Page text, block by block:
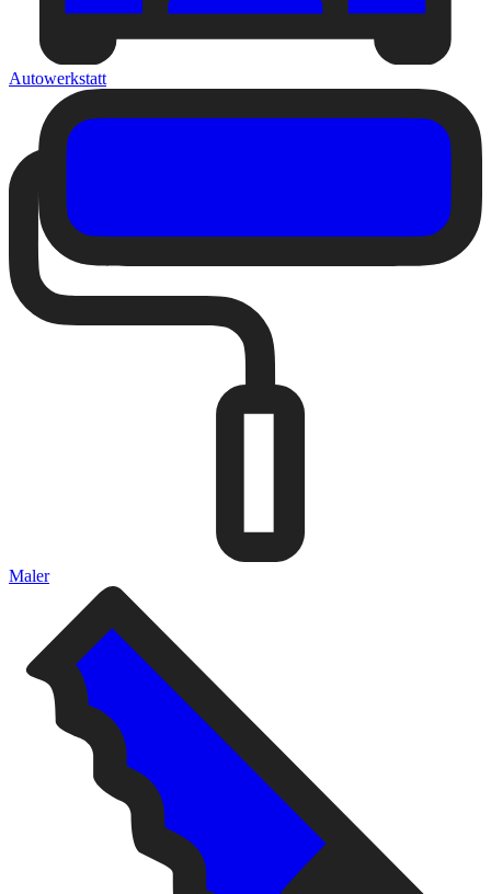
Autowerkstatt
Maler